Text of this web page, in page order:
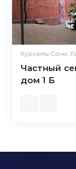
Курорты Сочи,
Частный
дом 1 Б